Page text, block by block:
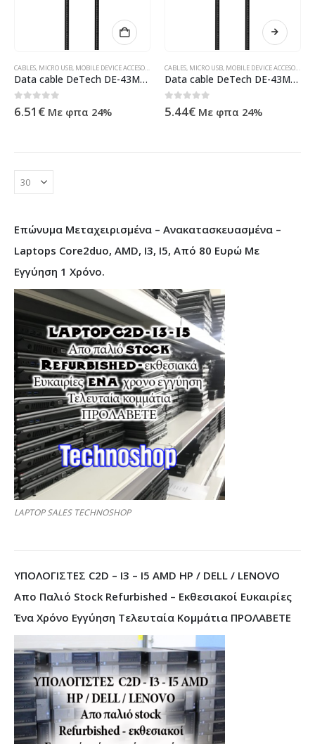
CABLES, MICRO USB, MOBILE DEVICE ACCESORIES ΠΡΟΪΌΝΤΑ ΠΛΗΡΟΦΟΡΙΚΉΣ - ΚΙΝΗΤΉΣ
Data cable DeTech DE-43M3, Micro USB, 3.0m, Black – 40262
0out of 5
6.51 € Με φπα 24%
CABLES, MICRO USB, MOBILE DEVICE ACCESORIES
Data cable DeTech DE-43M2, Micro USB, 2.0m, Black – 40259
0out of 5
5.44€ Με φπα 24%
Επώνυμα Μεταχειρισμένα – Ανακατασκευασμένα –
Laptops Core2duo, AMD, I3, I5, Από 80 Ευρώ Με
Εγγύηση 1 Χρόνο.
LAPTOP SALES TECHNOSHOP
ΥΠΟΛΟΓΙΣΤΕΣ C2D – I3 – I5 AMD HP / DELL / LENOVO
Απο Παλιό Stock Refurbished – Εκθεσιακοί Ευκαιρίες
Ένα Χρόνο Εγγύηση Τελευταία Κομμάτια ΠΡΟΛΑΒΕΤΕ